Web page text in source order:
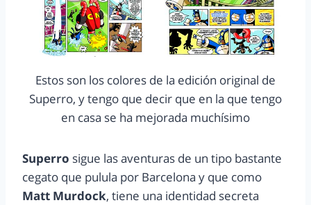
Estos son los colores de la edición original de
Superro, y tengo que decir que en la que tengo
en casa se ha mejorada muchísimo
Superro sigue las aventuras de un tipo bastante
cegato que pulula por Barcelona y que como
Matt Murdock, tiene una identidad secreta